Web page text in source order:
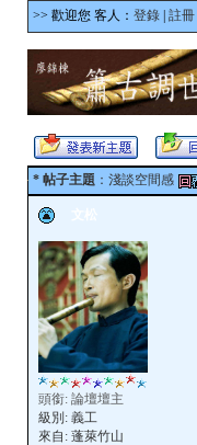
>> 歡迎您 客人： 登錄| 註冊|
* 帖子主題：淺談空間感
頭銜: 論壇壇主
級別: 義工
來自: 蓬萊竹山